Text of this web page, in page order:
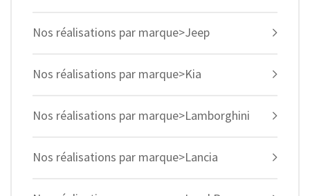
Nos réalisations par marque>Jeep
Nos réalisations par marque>Kia
Nos réalisations par marque>Lamborghini
Nos réalisations par marque>Lancia